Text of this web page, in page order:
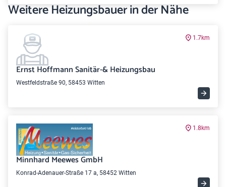
Weitere Heizungsbauer in der Nähe
1.7km
Ernst Hoffmann Sanitär-& Heizungsbau
Westfeldstraße 90, 58453 Witten
1.8km
Minnhard Meewes GmbH
Konrad-Adenauer-Straße 17 a, 58452 Witten